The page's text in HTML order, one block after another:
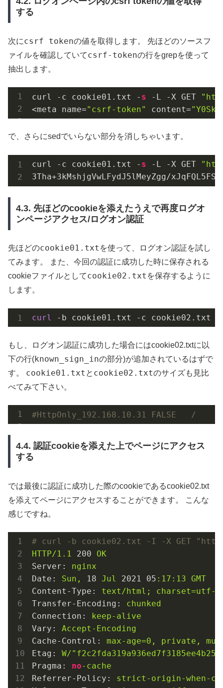
する
次にcsrf tokenの値を取得します。 先ほどのソースフ
ァイルを確認していてcsrf-tokenの行をgrepを使って
抽出します。
curl -c cookie01.txt - s -L -X GET
<meta name="csrf-token" content=
で、さらにsedでいらない部分を消しちゃいます。
curl -c cookie01.txt - s -L -X GET
3Tha+3
4.3. 先ほどのcookieを添えたうえで再度ログオ
ンページアクセス/ログオン認証
先ほどのcookie01.txt を使って、ログオン認証を試し
てみます。 また、今回の認証に成功した時に保存される
cookieファイルとしてcookie02.txt を保存するように
します。
curl -b cookie01.txt -c cookie02.txt
もし、ログオン認証に成功した場合にはcookie02.txtに以
下の行(known_sign_inの部分)が追加されているはずで
す。 cookie01.txt と cookie02.txtのサイズも見比
べてみて下さい。
#HttpOnly_192.168.10.31 FALSE   /
4.4. 認証cookieを添えた上でページにアクセス
する
では最後に認証に成功した際のcookieであるcookie02.txt
を添えてページにアクセスすることができます。 こんな
感じですね。
# curl -b cookie02.txt -I -X GET
HTTP/1.1
200
OK
Server:
nginx
Date:
Sun, 18 Jul 2021 05 :17:13 GMT
Content-Type:
text/html;
charset=utf-8
Transfer-Encoding:
chunked
Connection:
keep-alive
Vary:
Accept-Encoding
Cache-Control:
max-age=0, private,
Etag:
W/
Pragma:
no-cache
Referrer-Policy:
strict-origin-when-